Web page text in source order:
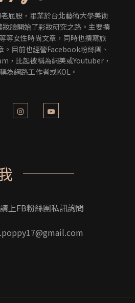
屁股，畢業於台北藝術大學美術
臉開始了彩妝研究之路。主要撰
等女性時尚文章，同時也撰寫旅
。目前也經營Facebook粉絲團、
，比起被稱為網美或Youtuber，
為網路工作者或KOL。
上FB粉絲團私訊詢問